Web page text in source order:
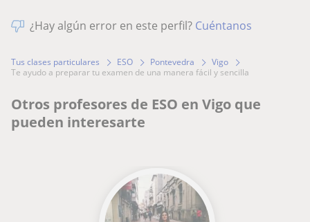
¿Hay algún error en este perfil? Cuéntanos
Tus clases particulares ESO Pontevedra
Vigo
te ayudo a preparar tu examen de una manera fácil y sencilla
Otros profesores de ESO en Vigo que
pueden interesarte